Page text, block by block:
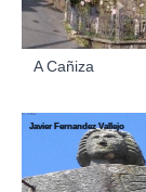
A Cañiza
Javier Fernandez Vallejo